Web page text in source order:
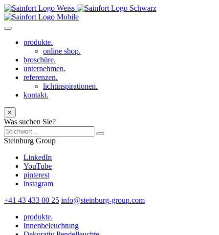
produkte.
online shop.
broschüre.
unternehmen.
referenzen.
lichtinspirationen.
kontakt.
×
Was suchen Sie?
Steinburg Group
LinkedIn
YouTube
pinterest
instagram
+41 43 433 00 25 info@steinburg-group.com
produkte.
Innenbeleuchtung